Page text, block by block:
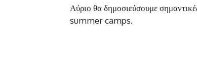
Αύριο θα δημοσιεύσουμε
summer camps.